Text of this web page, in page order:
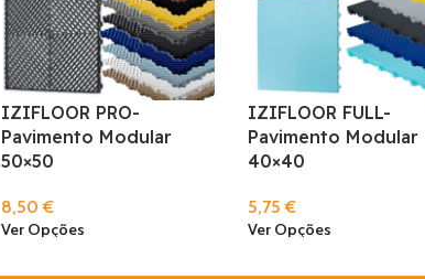
IZIFLOOR PRO-
Pavimento Modular
50×50
8,50€
Ver Opções
IZIFLOOR FULL-
Pavimento Modular
40×40
5,75€
Ver Opções